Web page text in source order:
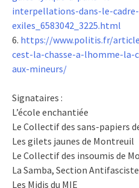
interpellations-dans-le-
exiles_6583042_3225.html
6. https://www.politis.fr/
cest-la-chasse-a-lhomme-la-
aux-mineurs/
Signataires :
L’école enchantiée
Le Collectif des sans-papiers
Les gilets jaunes de Montreuil
Le Collectif des insoumis de
La Samba, Section
Les Midis du MIE